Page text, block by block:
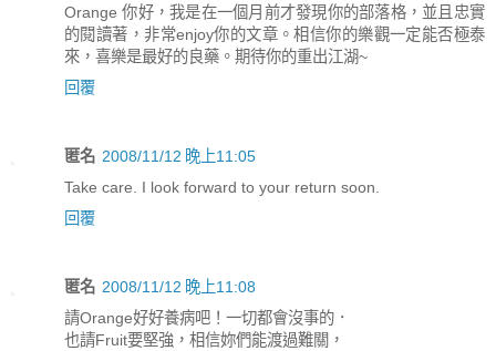
Orange 你好，我是在一個月前才發現你的部落格，並且忠實
的閱讀著，非常enjoy你的文章。相信你的樂觀一定能否極泰
來，喜樂是最好的良藥。期待你的重出江湖~
回覆
匿名 2008/11/12 晚上11:05
Take care. I look forward to your return soon.
回覆
匿名 2008/11/12 晚上11:08
請Orange好好養病吧！一切都會沒事的．
也請Fruit要堅強，相信妳們能渡過難關，